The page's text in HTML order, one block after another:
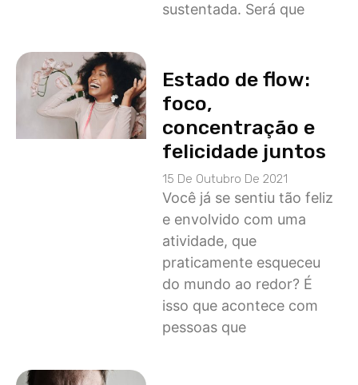
sustentada. Será que
Estado de flow:
foco,
concentração e
felicidade juntos
15 De Outubro De 2021
Você já se sentiu tão feliz
e envolvido com uma
atividade, que
praticamente esqueceu
do mundo ao redor? É
isso que acontece com
pessoas que